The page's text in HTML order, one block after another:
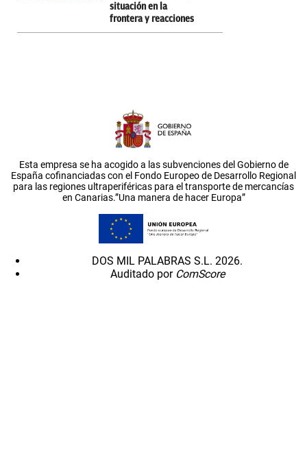
situación en la
frontera y reacciones
Esta empresa se ha acogido a las subvenciones del Gobierno de
España cofinanciadas con el Fondo Europeo de Desarrollo Regional
para las regiones ultraperiféricas para el transporte de mercancías
en Canarias.”Una manera de hacer Europa”
DOS MIL PALABRAS S.L. 2026.
Auditado por ComScore